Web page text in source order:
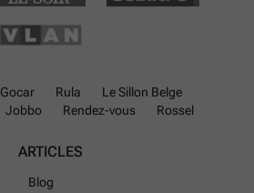
Gocar Rula
Le Sillon Belge
Jobbo Rendez-vous Rossel
ARTICLES
Blog